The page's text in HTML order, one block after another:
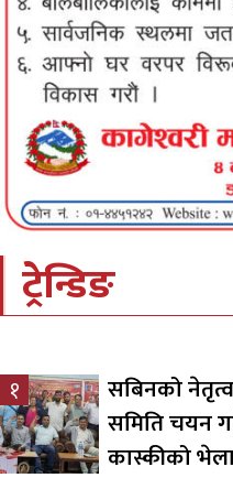
ट्रेन्डिङ
१
सबिनको
समिति चयन
कास्कीको